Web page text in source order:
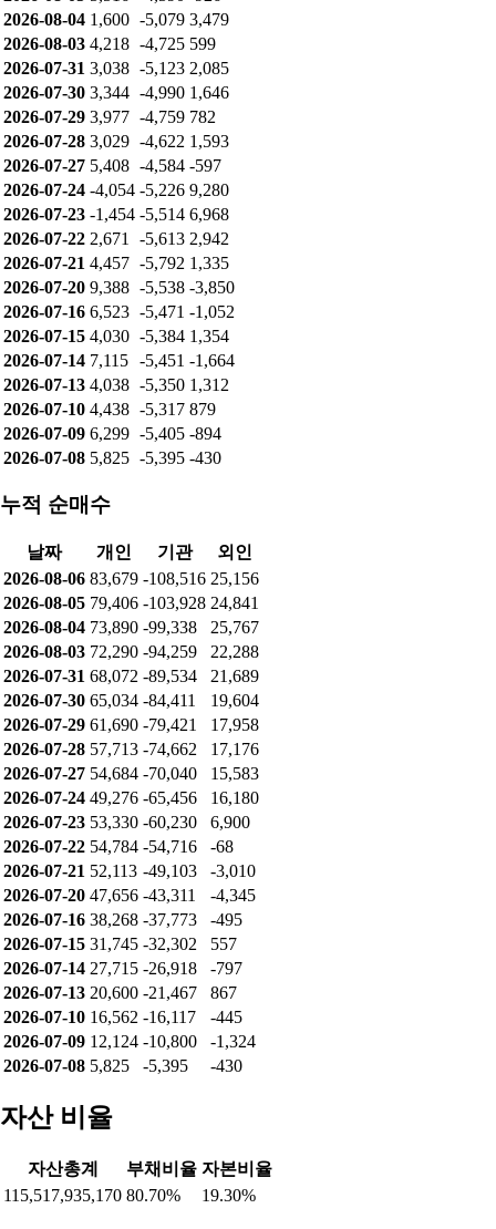
2026-08-04 1,600 -5,079 3,479
2026-08-03 4,218 -4,725 599
2026-07-31 3,038 -5,123 2,085
2026-07-30 3,344 -4,990 1,646
2026-07-29 3,977 -4,759 782
2026-07-28 3,029 -4,622 1,593
2026-07-27 5,408 -4,584 -597
2026-07-24 -4,054 -5,226 9,280
2026-07-23 -1,454 -5,514 6,968
2026-07-22 2,671 -5,613 2,942
2026-07-21 4,457 -5,792 1,335
2026-07-20 9,388 -5,538 -3,850
2026-07-16 6,523 -5,471 -1,052
2026-07-15 4,030 -5,384 1,354
2026-07-14 7,115 -5,451 -1,664
2026-07-13 4,038 -5,350 1,312
2026-07-10 4,438 -5,317 879
2026-07-09 6,299 -5,405 -894
2026-07-08 5,825 -5,395 -430
누적 순매수
날짜 개인 기관
외인
2026-08-06 83,679 -108,516 25,156
2026-08-05 79,406 -103,928 24,841
2026-08-04 73,890 -99,338
25,767
2026-08-03 72,290 -94,259
22,288
2026-07-31 68,072 -89,534
21,689
2026-07-30 65,034 -84,411
19,604
2026-07-29 61,690 -79,421
17,958
2026-07-28 57,713 -74,662
17,176
2026-07-27 54,684 -70,040
15,583
2026-07-24 49,276 -65,456
16,180
2026-07-23 53,330 -60,230
6,900
2026-07-22 54,784 -54,716
-68
2026-07-21 52,113 -49,103
-3,010
2026-07-20 47,656 -43,311
-4,345
2026-07-16 38,268 -37,773
-495
2026-07-15 31,745 -32,302
557
2026-07-14 27,715 -26,918
-797
2026-07-13 20,600 -21,467
867
2026-07-10 16,562 -16,117
-445
2026-07-09 12,124 -10,800
-1,324
2026-07-08 5,825 -5,395 -430
자산 비율
자산총계 부채비율 자본비율
115,517,935,170 80.70% 19.30%